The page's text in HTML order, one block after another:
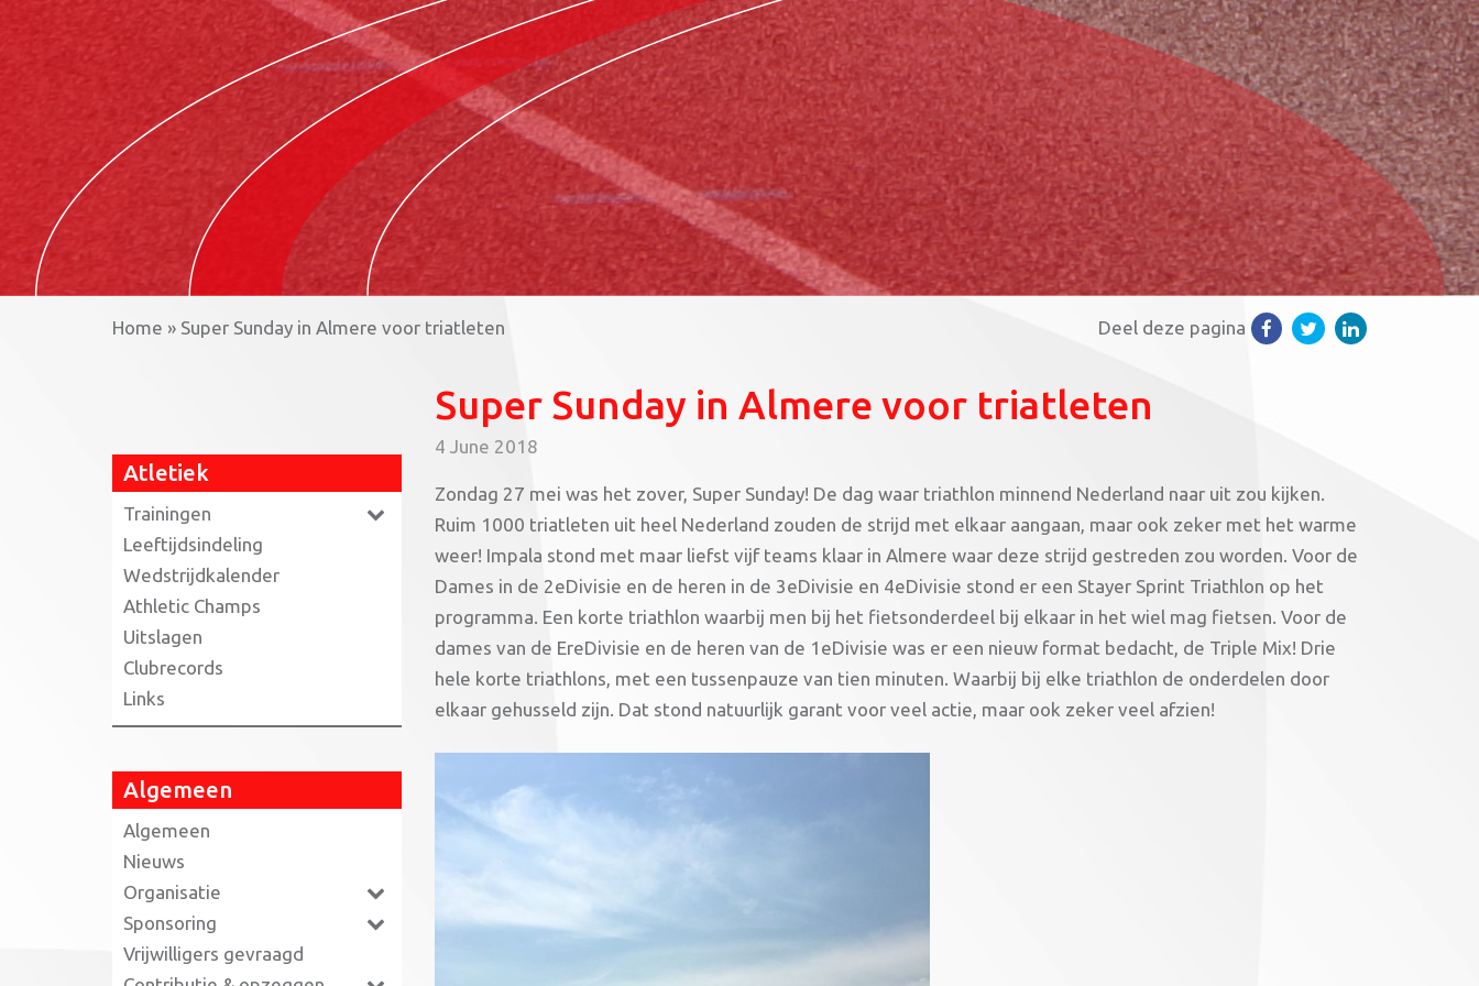
Home » Super Sunday in Almere voor triatleten Deel deze pagina
Atletiek
Trainingen
Leeftijdsindeling
Wedstrijdkalender
Athletic Champs
Uitslagen
Clubrecords
Links
Algemeen
Algemeen
Nieuws
Organisatie
Sponsoring
Vrijwilligers gevraagd
Super Sunday in Almere voor triatleten
4 June 2018
Zondag 27 mei was het zover, Super Sunday! De dag waar triathlon minnend Nederland naar uit zou kijken.
Ruim 1000 triatleten uit heel Nederland zouden de strijd met elkaar aangaan, maar ook zeker met het warme
weer! Impala stond met maar liefst vijf teams klaar in Almere waar deze strijd gestreden zou worden. Voor de
Dames in de 2eDivisie en de heren in de 3eDivisie en 4eDivisie stond er een Stayer Sprint Triathlon op het
programma. Een korte triathlon waarbij men bij het fietsonderdeel bij elkaar in het wiel mag fietsen. Voor de
dames van de EreDivisie en de heren van de 1eDivisie was er een nieuw format bedacht, de Triple Mix! Drie
hele korte triathlons, met een tussenpauze van tien minuten. Waarbij bij elke triathlon de onderdelen door
elkaar gehusseld zijn. Dat stond natuurlijk garant voor veel actie, maar ook zeker veel afzien!